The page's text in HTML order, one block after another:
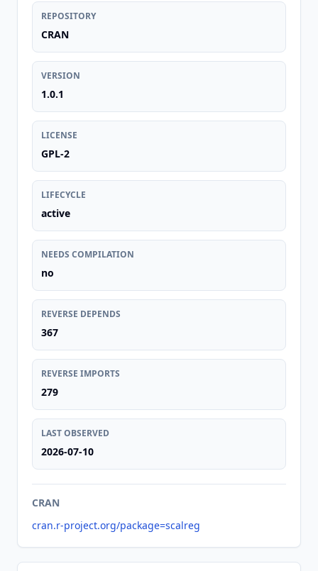
REPOSITORY
CRAN
VERSION
1.0.1
LICENSE
GPL-2
LIFECYCLE
active
NEEDS COMPILATION
no
REVERSE DEPENDS
367
REVERSE IMPORTS
279
LAST OBSERVED
2026-07-10
CRAN
cran.r-project.org/package=scalreg